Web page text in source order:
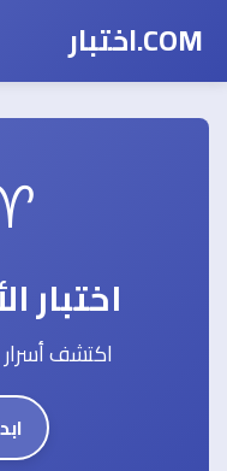
COM.اختبار
اختبار
اكتشف